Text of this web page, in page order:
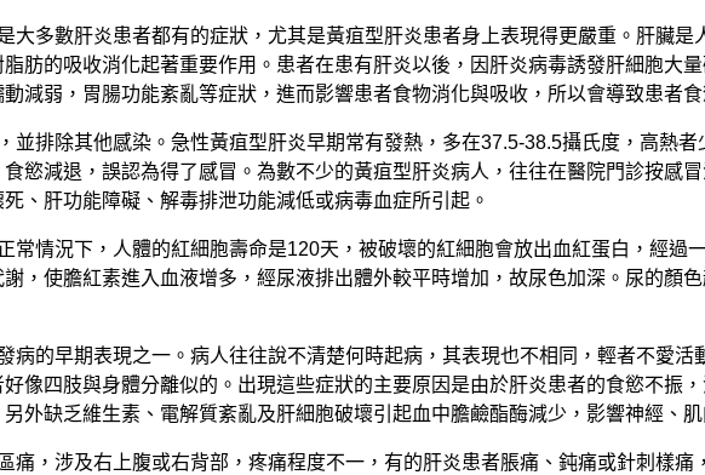
大多數肝炎患者都有的症狀，尤其是黃疽型肝炎患者身上表現得更嚴重。肝臟
肪的吸收消化起著重要作用。患者在患有肝炎以後，因肝炎病毒誘發肝細胞大
減弱，胃腸功能紊亂等症狀，進而影響患者食物消化與吸收，所以會導致患者
並排除其他感染。急性黃疽型肝炎早期常有發熱，多在37.5-38.5攝氏度，高熱
慾減退，誤認為得了感冒。為數不少的黃疽型肝炎病人，往往在醫院門診按感
、肝功能障礙、解毒排泄功能減低或病毒血症所引起。
常情況下，人體的紅細胞壽命是120天，被破壞的紅細胞會放出血紅蛋白，經過
，使膽紅素進入血液增多，經尿液排出體外較平時增加，故尿色加深。尿的顏
病的早期表現之一。病人往往說不清楚何時起病，其表現也不相同，輕者不愛
像四肢與身體分離似的。出現這些症狀的主要原因是由於肝炎患者的食慾不振
外缺乏維生素、電解質紊亂及肝細胞破壞引起血中膽鹼酯酶減少，影響神經、
痛，涉及右上腹或右背部，疼痛程度不一，有的肝炎患者脹痛、鈍痛或針刺樣